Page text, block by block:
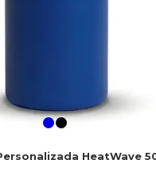
HeatWave